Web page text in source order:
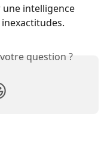
intelligence
question ?